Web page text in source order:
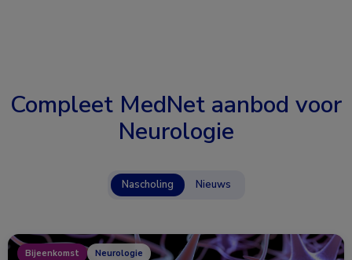
Compleet MedNet aanbod voor
Neurologie
Nascholing Nieuws
Bijeenkomst Neurologie